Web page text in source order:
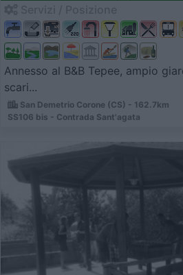
Annesso al B&B Tepee, ampio
scari...
San Demetrio Corone (CS) - 162.7km
SS106 bis - Contrada Sant'agata